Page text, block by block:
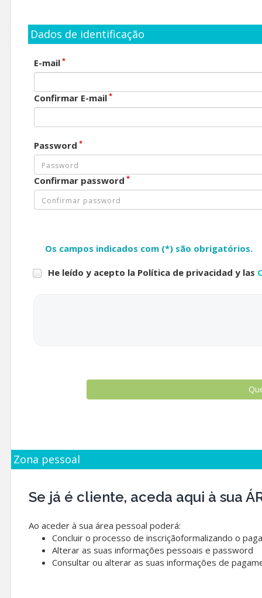
Dados de identificação
E-mail *
Confirmar E-mail *
Password *
Confirmar password *
Os campos indicados com (*) são obrigatórios.
He leído y acepto la Política de privacidad y las
Zona pessoal
Se já é cliente, aceda aqui à sua
Ao aceder à sua área pessoal poderá:
Concluir o processo de inscriçãoformalizando o
Alterar as suas informações pessoais e password
Consultar ou alterar as suas informações de